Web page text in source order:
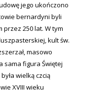
jego ukończono
bernardyni byli
250 lat. W tym
kult św.
masowo
sama figura Świętej
wielką czcią
XVIII wieku